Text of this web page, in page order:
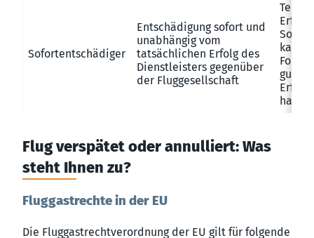
Sofortentschädiger
Entschädigung sofort und
unabhängig vom
tatsächlichen Erfolg des
Dienstleisters gegenüber
der Fluggesellschaft
gute
haben
Flug verspätet oder annulliert: Was
steht Ihnen zu?
Fluggastrechte in der EU
Die Fluggastrechtverordnung der EU gilt für folgende